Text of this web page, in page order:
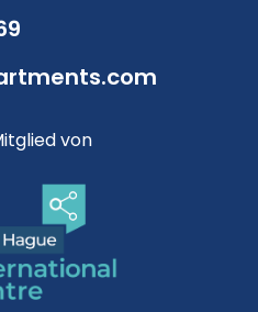
von